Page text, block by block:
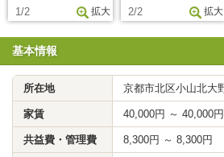
1/2 拡大 2/2 拡大
基本情報
所在地 京都市北区小山北大
家賃 40,000円 ～ 40,000円
共益費・管理費 8,300円 ～ 8,300円